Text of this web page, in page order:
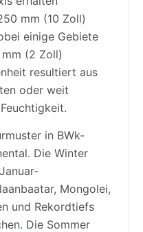
mm (10 Zoll)
einige Gebiete
(2 Zoll)
resultiert aus
oder weit
in BWk-
Die Winter
Mongolei,
und Rekordtiefs
Die Sommer